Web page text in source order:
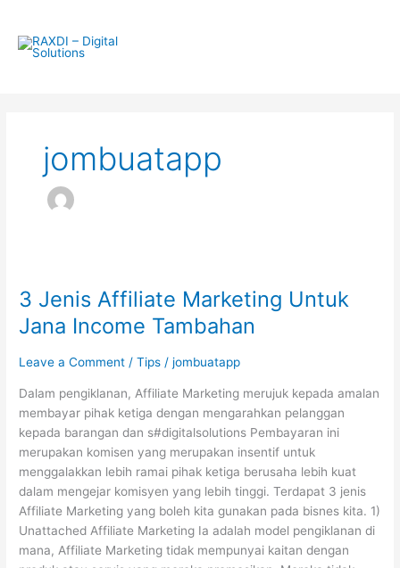
content
jombuatapp
3 Jenis Affiliate Marketing Untuk
Jana Income Tambahan
Leave a Comment /Tips /jombuatapp
Dalam pengiklanan, Affiliate Marketing merujuk kepada amalan
membayar pihak ketiga dengan mengarahkan pelanggan
kepada barangan dan s#digitalsolutions Pembayaran ini
merupakan komisen yang merupakan insentif untuk
menggalakkan lebih ramai pihak ketiga berusaha lebih kuat
dalam mengejar komisyen yang lebih tinggi. Terdapat 3 jenis
Affiliate Marketing yang boleh kita gunakan pada bisnes kita. 1)
Unattached Affiliate Marketing Ia adalah model pengiklanan di
mana, Affiliate Marketing tidak mempunyai kaitan dengan
Jenis
Affiliate
Marketing
Untuk
Income
Tambahan